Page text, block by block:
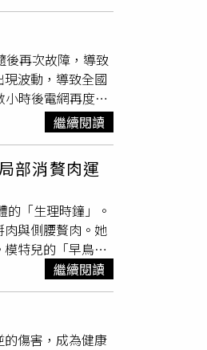
道大面積潰
醫師表示，痢疾
該疾病主要攻擊
能會出現腸道潰
死率極低，40年
fowleri）是
阿米巴腦膜腦炎，
後再次故障，導致
波動，導致全國
時後電網再度故
因素，持續出現停
小型獨立供電網
起全國性停電事
眾每天僅能獲得
、設備的能力，
後，對石油實施
有分析人士認
繼續閱讀
部消贅肉運
「生理時鐘」。
與側腰贅肉。她
特兒的「早鳥進
會採取一天三餐
下午 2 點稍微肚子
4~5 點間就會解
）局部贅肉精準
Lee 有一套專門
繼續閱讀
傷害，成為健康